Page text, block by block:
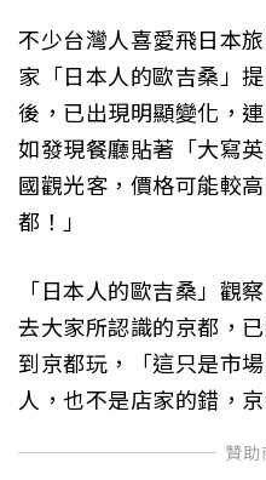
不少台灣人喜愛飛日本
家「日本人的歐吉桑」
後，已出現明顯變化，
如發現餐廳貼著「大寫
國觀光客，價格可能較
都！」
「日本人的歐吉桑」觀
去大家所認識的京都，
到京都玩，「這只是市
人，也不是店家的錯，